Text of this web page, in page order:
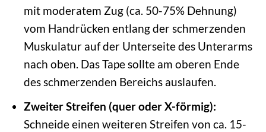
mit moderatem Zug (ca. 50-75% Dehnung)
vom Handrücken entlang der schmerzenden
Muskulatur auf der Unterseite des Unterarms
nach oben. Das Tape sollte am oberen Ende
des schmerzenden Bereichs auslaufen.
Zweiter Streifen (quer oder X-förmig):
Schneide einen weiteren Streifen von ca. 15-